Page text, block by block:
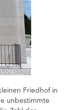
Friedhof in
unbestimmte